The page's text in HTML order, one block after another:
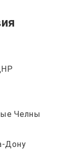
Челны
Дону